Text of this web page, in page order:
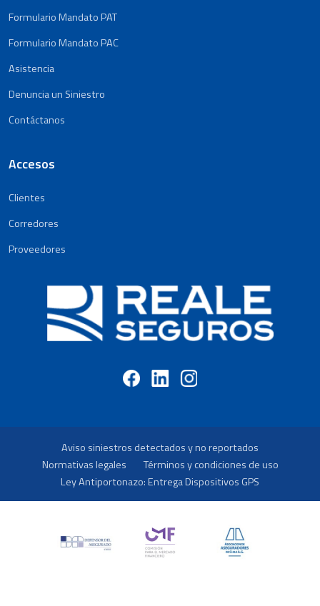
Formulario Mandato PAT
Formulario Mandato PAC
Asistencia
Denuncia un Siniestro
Contáctanos
Accesos
Clientes
Corredores
Proveedores
Aviso siniestros detectados y no reportados
Normativas legales
Términos y condiciones de uso
Ley Antiportonazo: Entrega Dispositivos GPS